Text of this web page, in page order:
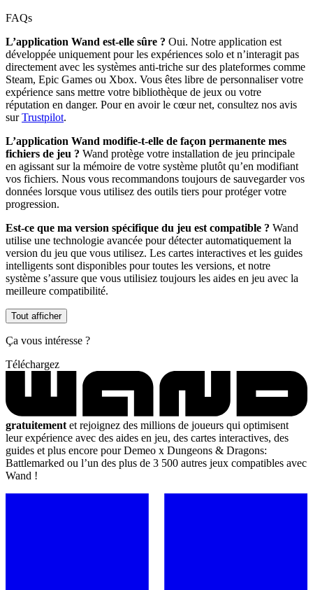
FAQs
L’application Wand est-elle sûre ? Oui. Notre application est
développée uniquement pour les expériences solo et n’interagit pas
directement avec les systèmes anti-triche sur des plateformes comme
Steam, Epic Games ou Xbox. Vous êtes libre de personnaliser votre
expérience sans mettre votre bibliothèque de jeux ou votre
réputation en danger. Pour en avoir le cœur net, consultez nos avis
surTrustpilot.
L’application Wand modifie-t-elle de façon permanente mes
fichiers de jeu ? Wand protège votre installation de jeu principale
en agissant sur la mémoire de votre système plutôt qu’en modifiant
vos fichiers. Nous vous recommandons toujours de sauvegarder vos
données lorsque vous utilisez des outils tiers pour protéger votre
progression.
Est-ce que ma version spécifique du jeu est compatible ? Wand
utilise une technologie avancée pour détecter automatiquement la
version du jeu que vous utilisez. Les cartes interactives et les guides
intelligents sont disponibles pour toutes les versions, et notre
système s’assure que vous utilisiez toujours les aides en jeu avec la
meilleure compatibilité.
Tout afficher
Ça vous intéresse ?
Téléchargez
gratuitement et rejoignez des millions de joueurs qui optimisent
leur expérience avec des aides en jeu, des cartes interactives, des
guides et plus encore pour Demeo x Dungeons & Dragons:
Battlemarked ou l’un des plus de 3 500 autres jeux compatibles avec
Wand !